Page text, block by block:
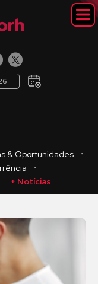
& Oportunidades
・
・
+ Notícias